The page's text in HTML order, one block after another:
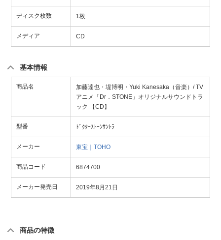
ディスク枚数 1枚
メディア CD
基本情報
商品名
加藤達也・堤博明・Yuki Kanesaka（音楽）/ TV
アニメ「Dr．STONE」オリジナルサウンドトラ
ック 【CD】
型番 ﾄﾞｸﾀｰｽﾄｰﾝｻﾝﾄﾗ
メーカー 東宝｜TOHO
商品コード 6874700
メーカー発売日 2019年8月21日
商品の特徴